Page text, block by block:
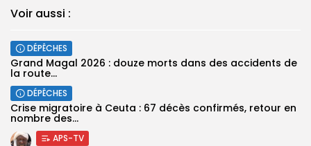
Voir aussi :
DÉPÊCHES
Grand Magal 2026 : douze morts dans des accidents de
la route...
DÉPÊCHES
Crise migratoire à Ceuta : 67 décès confirmés, retour en
nombre des...
APS-TV